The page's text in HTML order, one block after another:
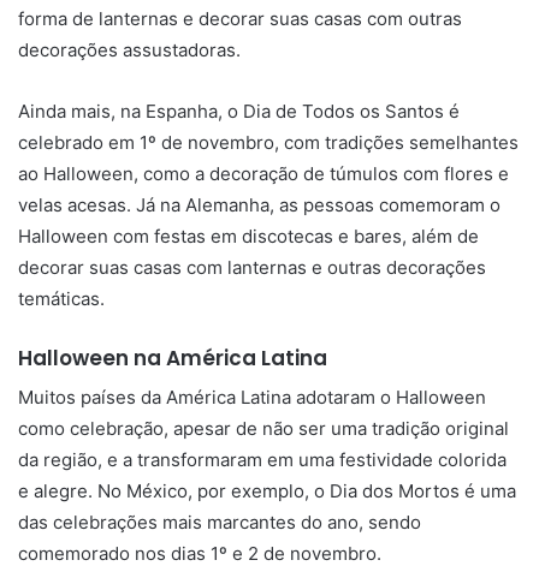
forma de lanternas e decorar suas casas com outras
decorações assustadoras.
Ainda mais, na Espanha, o Dia de Todos os Santos é
celebrado em 1º de novembro, com tradições semelhantes
ao Halloween, como a decoração de túmulos com flores e
velas acesas. Já na Alemanha, as pessoas comemoram o
Halloween com festas em discotecas e bares, além de
decorar suas casas com lanternas e outras decorações
temáticas.
Halloween na América Latina
Muitos países da América Latina adotaram o Halloween
como celebração, apesar de não ser uma tradição original
da região, e a transformaram em uma festividade colorida
e alegre. No México, por exemplo, o Dia dos Mortos é uma
das celebrações mais marcantes do ano, sendo
comemorado nos dias 1º e 2 de novembro.